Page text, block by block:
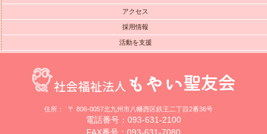
アクセス
採用情報
活動を支援
住所： 〒 806-0057北九州市八幡西区鉄王二丁目2番36号
電話番号：093-631-2100